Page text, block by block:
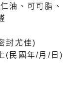
油、可可脂、
封尤佳)
(民國年/月/日)